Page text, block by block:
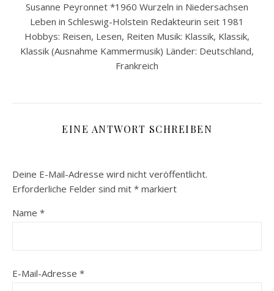
Susanne Peyronnet *1960 Wurzeln in Niedersachsen
Leben in Schleswig-Holstein Redakteurin seit 1981
Hobbys: Reisen, Lesen, Reiten Musik: Klassik, Klassik,
Klassik (Ausnahme Kammermusik) Länder: Deutschland,
Frankreich
EINE ANTWORT SCHREIBEN
Deine E-Mail-Adresse wird nicht veröffentlicht.
Erforderliche Felder sind mit * markiert
Name *
E-Mail-Adresse *